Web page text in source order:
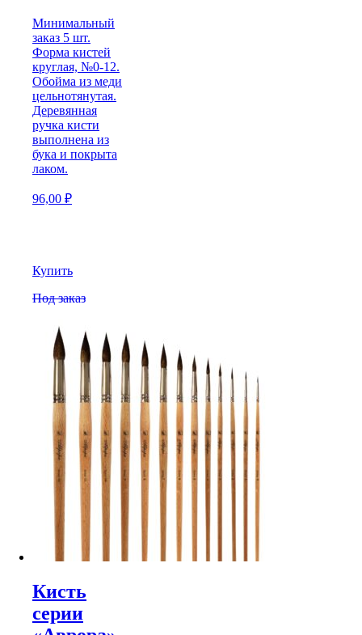
Минимальный
заказ 5 шт.
Форма кистей
круглая, №0-12.
Обойма из меди
цельнотянутая.
Деревянная
ручка кисти
выполнена из
бука и покрыта
лаком.
96,00 ₽
Купить
Под заказ
Кисть
серии